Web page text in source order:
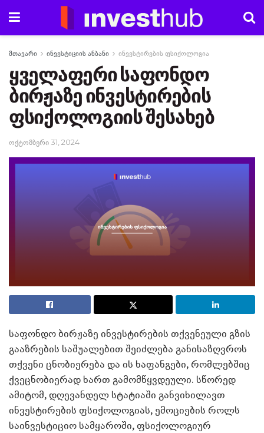
მთავარი ინვესტიციის ანბანი ინვესტირების ფსიქოლოგია
ყველაფერი საფონდო
ბირჟაზე ინვესტირების
ფსიქოლოგიის შესახებ
ოქტომბერი 31, 2024
საფონდო ბირჟაზე ინვესტირების თქვენეული გზის
გააზრების საშუალებით შეიძლება განისაზღვროს
თქვენი ცნობიერება და ის ხაფანგები, რომლებშიც
ქვეცნობიერად ხართ გამომწყვდეული. სწორედ
ამიტომ, დღევანდელ სტატიაში განვიხილავთ
ინვესტირების ფსიქოლოგიას, ემოციების როლს
საინვესტიციო სამყაროში, ფსიქოლოგიურ